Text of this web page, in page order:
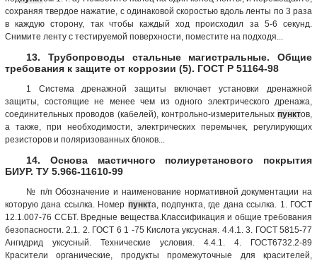
сохраняя твердое нажатие, с одинаковой скоростью вдоль ленты по 3 раза
в каждую сторону, так чтобы каждый ход происходил за 5-6 секунд.
Снимите ленту с тестируемой поверхности, поместите на подходя...
13. Трубопроводы стальные магистральные. Общие
требования к защите от коррозии (5). ГОСТ Р 51164-98
1 Система дренажной защиты включает установки дренажной
защиты, состоящие не менее чем из одного электрического дренажа,
соединительных проводов (кабелей), контрольно-измерительных пунктов,
а также, при необходимости, электрических перемычек, регулирующих
резисторов и поляризованных блоков...
14. Основа мастичного полиуретанового покрытия
БИУР. ТУ 5.966-11610-99
№ п/п Обозначение и наименование нормативной документации на
которую дана ссылка. Номер пункта, подпункта, где дана ссылка. 1. ГОСТ
12.1.007-76 ССБТ. Вредные вещества.Классификация и общие требования
безопасности. 2.1. 2. ГОСТ 6 1 -75 Кислота уксусная. 4.4.1. 3. ГОСТ 5815-77
Ангидрид уксусный. Технические условия. 4.4.1. 4. ГОСТ6732.2-89
Красители органические, продукты промежу­точные для красителей,